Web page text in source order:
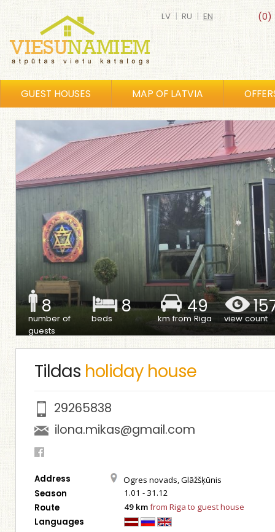
(0)
LV | RU | EN
GUEST HOUSES MAP OF LATVIA
8
number of
guests
8
beds
49
km from Riga view count
Tildas holiday house
29265838
ilona.mikas@gmail.com
Address Ogres novads, Glāžšķūnis
Season 1.01 - 31.12
Route 49 kmfrom Riga to guest house
Languages